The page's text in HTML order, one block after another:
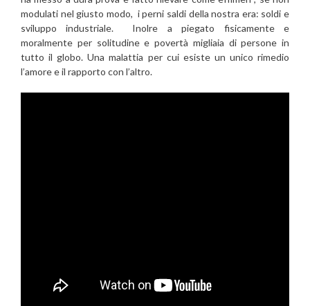
modulati nel giusto modo, i perni saldi della nostra era: soldi e
sviluppo industriale. Inolre a piegato fisicamente e
moralmente per solitudine e povertà migliaia di persone in
tutto il globo. Una malattia per cui esiste un unico rimedio
l’amore e il rapporto con l’altro.